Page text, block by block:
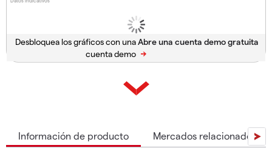
Desbloquea los gráficos con una
cuenta demo
Información de producto Mercados relacionados